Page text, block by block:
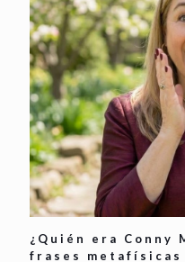
¿Quién era Conny
frases metafísicas